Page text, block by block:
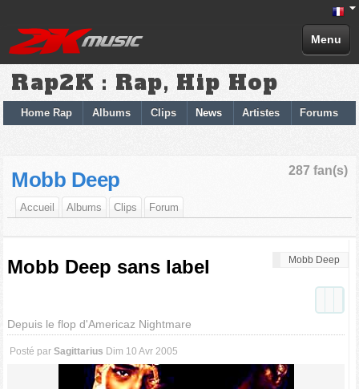
Menu
Rap2K : Rap, Hip Hop
Home Rap Albums Clips News Artistes Forums
287 fan(s)
Mobb Deep
Accueil Albums Clips Forum
Mobb Deep
Mobb Deep sans label
Depuis le flop d'Americaz Nightmare
Posté parSagittarius Dim 10 Avr 2005